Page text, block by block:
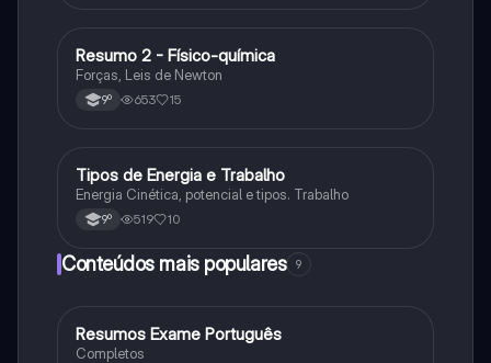
Fisica e Quimica
Resumo 2 - Físico-química
Forças, Leis de Newton
9º 653 15
Fisica e Quimica
Tipos de Energia e Trabalho
Energia Cinética, potencial e tipos. Trabalho
9º 519 10
Conteúdos mais populares 9
Português
Resumos Exame Português
Completos